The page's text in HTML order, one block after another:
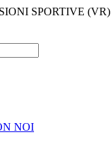
SPORTIVE (VR)
NOI